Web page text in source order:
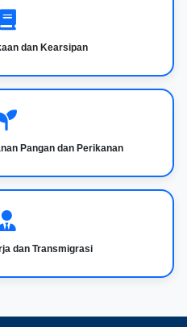
dan Kearsipan
Pangan dan Perikanan
dan Transmigrasi